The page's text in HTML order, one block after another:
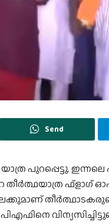
Send
പുറപ്പെട്ടു.
തീര്‍ത്ഥയാത്ര ഫ്‌ളാഗ്